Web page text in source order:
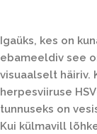
Igaüks, kes on
ebameeldiv see
visuaalselt häiriv.
herpesviiruse
tunnuseks on
Kui külmavill